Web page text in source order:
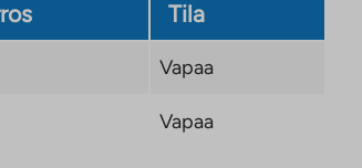
Tila
Vapaa
Vapaa